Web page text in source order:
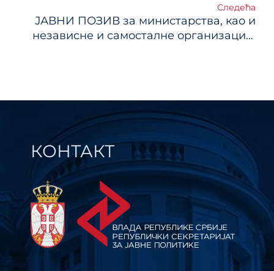
Следећа
ЈАВНИ ПОЗИВ за министарства, као и
независне и самосталне организације
КОНТАКТ